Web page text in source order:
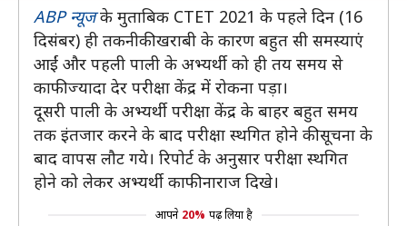
ABP न्यूजके मुताबिक CTET 2021 के पहले दिन (16
दिसंबर) ही तकनीकी खराबी के कारण बहुत सी समस्याएं
आईं और पहली पाली के अभ्यर्थी को ही तय समय से
काफी ज्यादा देर परीक्षा केंद्र में रोकना पड़ा।
दूसरी पाली के अभ्यर्थी परीक्षा केंद्र के बाहर बहुत समय
तक इंतजार करने के बाद परीक्षा स्थगित होने की सूचना के
बाद वापस लौट गये। रिपोर्ट के अनुसार परीक्षा स्थगित
होने को लेकर अभ्यर्थी काफी नाराज दिखे।
आपने 20% पढ़ लिया है